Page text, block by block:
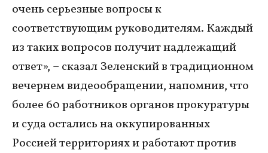
очень серьезные вопросы к
соответствующим руководителям. Каждый
из таких вопросов получит надлежащий
ответ», – сказал Зеленский в традиционном
вечернем видеообращении, напомнив, что
более 60 работников органов прокуратуры
и суда остались на оккупированных
Россией территориях и работают против